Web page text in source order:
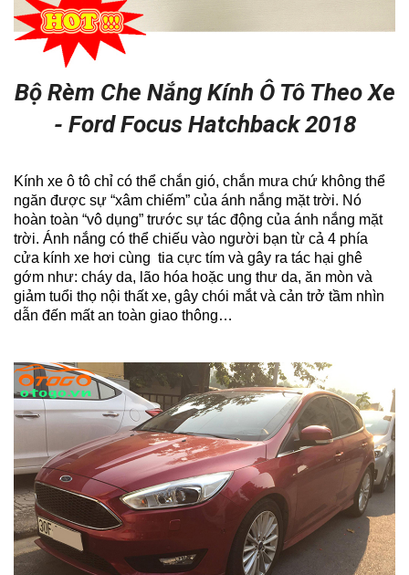
Bộ Rèm Che Nắng Kính Ô Tô Theo Xe
- Ford Focus Hatchback 2018
Kính xe ô tô chỉ có thể chắn gió, chắn mưa chứ không thể
ngăn được sự “xâm chiếm” của ánh nắng mặt trời. Nó
hoàn toàn “vô dụng” trước sự tác động của ánh nắng mặt
trời. Ánh nắng có thể chiếu vào người bạn từ cả 4 phía
cửa kính xe hơi cùng tia cực tím và gây ra tác hại ghê
gớm như: cháy da, lão hóa hoặc ung thư da, ăn mòn và
giảm tuổi thọ nội thất xe, gây chói mắt và cản trở tầm nhìn
dẫn đến mất an toàn giao thông…